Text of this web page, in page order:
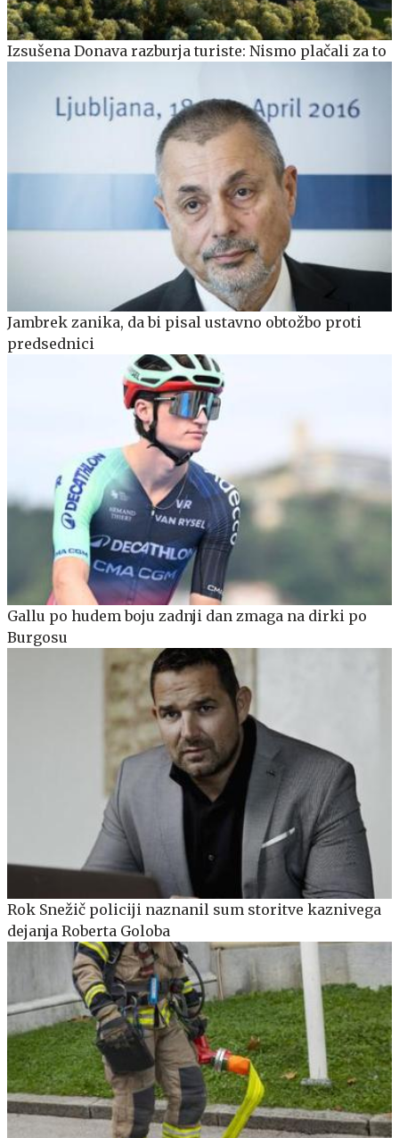
Izsušena Donava razburja turiste: Nismo plačali za to
Jambrek zanika, da bi pisal ustavno obtožbo proti
predsednici
Gallu po hudem boju zadnji dan zmaga na dirki po
Burgosu
Rok Snežič policiji naznanil sum storitve kaznivega
dejanja Roberta Goloba